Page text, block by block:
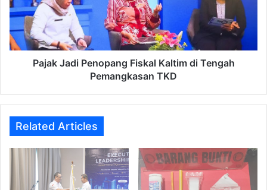
di
Tengah
Pemangkasan
TKD
Pajak Jadi Penopang Fiskal Kaltim di Tengah
Pemangkasan TKD
Related Articles